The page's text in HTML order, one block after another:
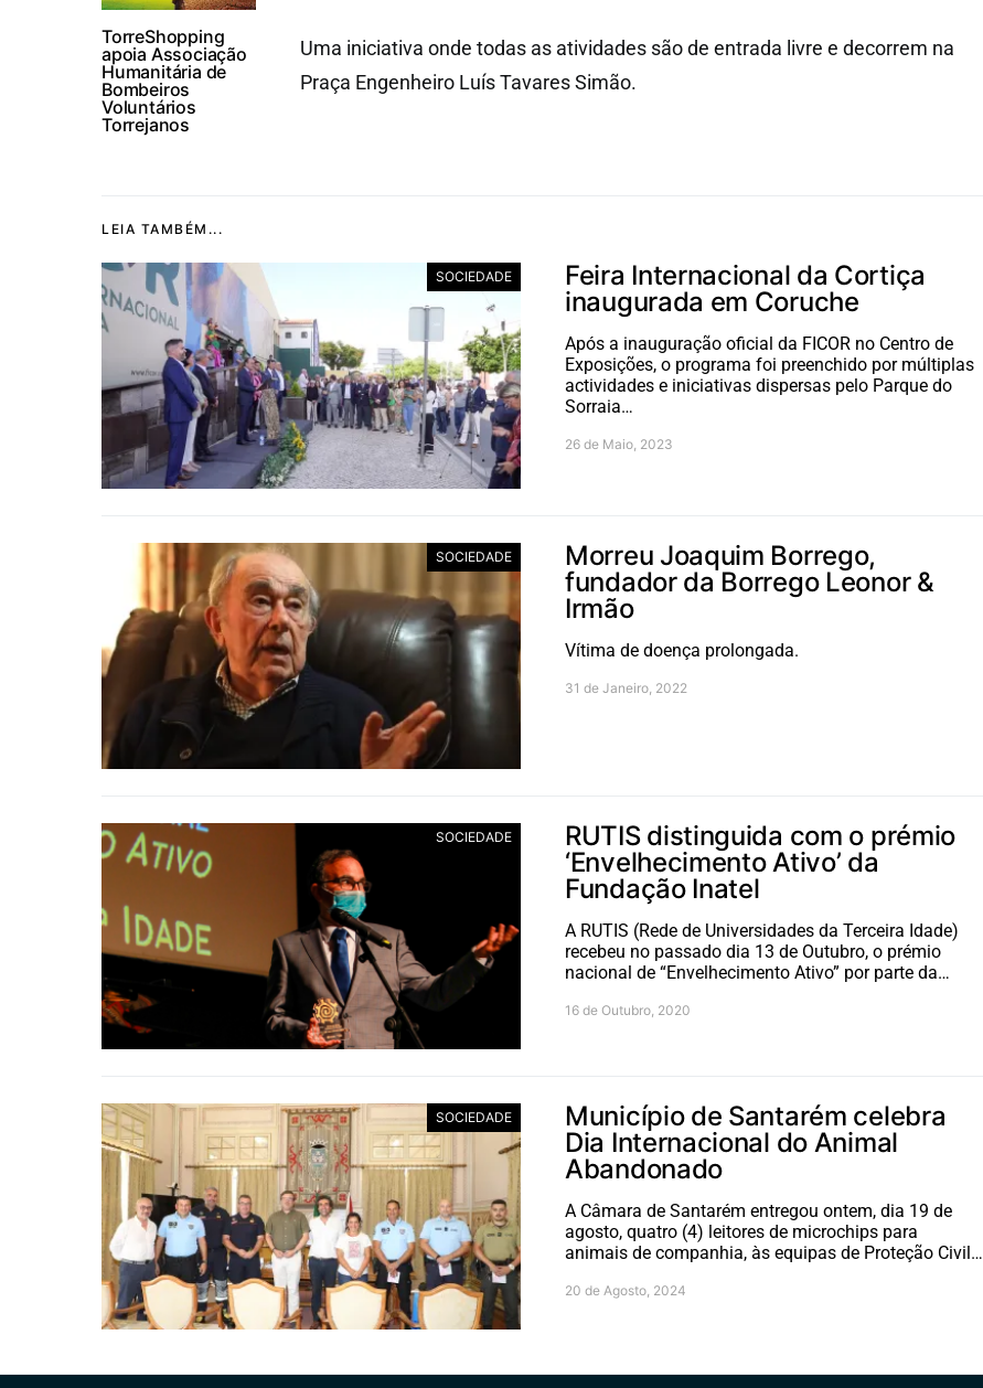
TorreShopping
apoia Associação
Humanitária de
Bombeiros
Voluntários
Torrejanos
Uma iniciativa onde todas as atividades são de entrada livre e decorrem na
Praça Engenheiro Luís Tavares Simão.
LEIA TAMBÉM...
SOCIEDADE
Feira Internacional da Cortiça
inaugurada em Coruche
Após a inauguração oficial da FICOR no Centro de
Exposições, o programa foi preenchido por múltiplas
actividades e iniciativas dispersas pelo Parque do
Sorraia…
26 de Maio, 2023
SOCIEDADE
Morreu Joaquim Borrego,
fundador da Borrego Leonor &
Irmão
Vítima de doença prolongada.
31 de Janeiro, 2022
SOCIEDADE
RUTIS distinguida com o prémio
‘Envelhecimento Ativo’ da
Fundação Inatel
A RUTIS (Rede de Universidades da Terceira Idade)
recebeu no passado dia 13 de Outubro, o prémio
nacional de “Envelhecimento Ativo” por parte da…
16 de Outubro, 2020
SOCIEDADE
Município de Santarém celebra
Dia Internacional do Animal
Abandonado
A Câmara de Santarém entregou ontem, dia 19 de
agosto, quatro (4) leitores de microchips para
animais de companhia, às equipas de Proteção Civil…
20 de Agosto, 2024